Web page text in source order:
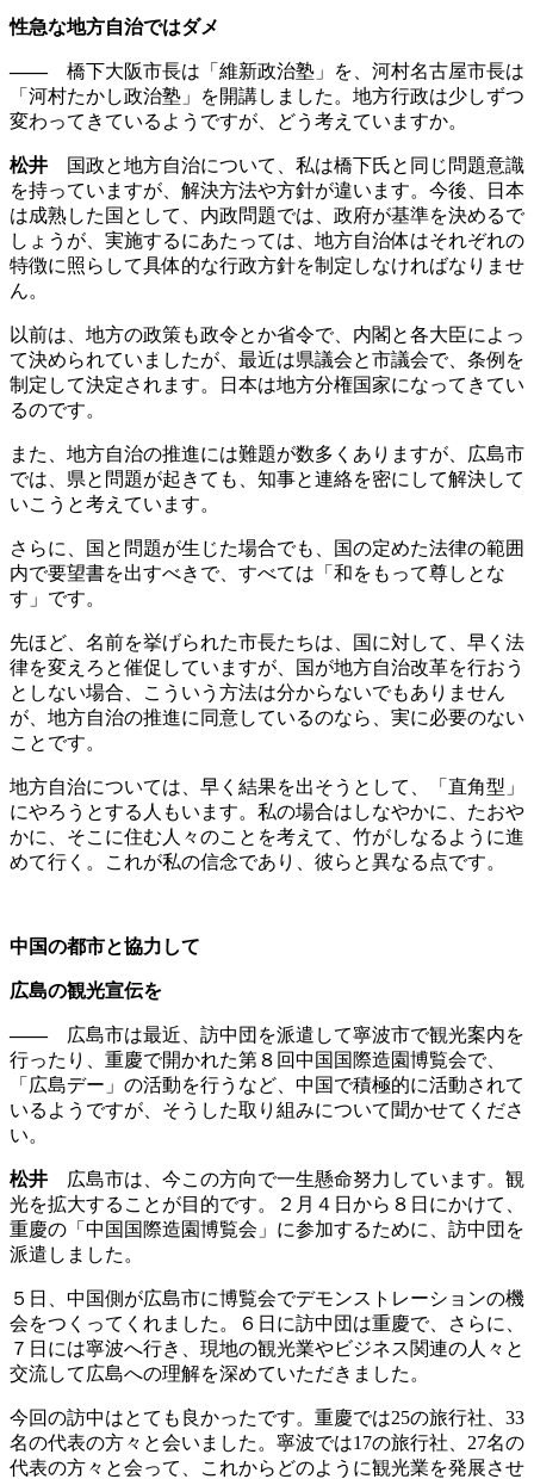
性急な地方自治ではダメ
――橋下大阪市長は「維新政治塾」を、河村名古屋市長は
「河村たかし政治塾」を開講しました。地方行政は少しずつ
変わってきているようですが、どう考えていますか。
松井 国政と地方自治について、私は橋下氏と同じ問題意識
を持っていますが、解決方法や方針が違います。今後、日本
は成熟した国として、内政問題では、政府が基準を決めるで
しょうが、実施するにあたっては、地方自治体はそれぞれの
特徴に照らして具体的な行政方針を制定しなければなりませ
ん。
以前は、地方の政策も政令とか省令で、内閣と各大臣によっ
て決められていましたが、最近は県議会と市議会で、条例を
制定して決定されます。日本は地方分権国家になってきてい
るのです。
また、地方自治の推進には難題が数多くありますが、広島市
では、県と問題が起きても、知事と連絡を密にして解決して
いこうと考えています。
さらに、国と問題が生じた場合でも、国の定めた法律の範囲
内で要望書を出すべきで、すべては「和をもって尊しとな
す」です。
先ほど、名前を挙げられた市長たちは、国に対して、早く法
律を変えろと催促していますが、国が地方自治改革を行おう
としない場合、こういう方法は分からないでもありません
が、地方自治の推進に同意しているのなら、実に必要のない
ことです。
地方自治については、早く結果を出そうとして、「直角型」
にやろうとする人もいます。私の場合はしなやかに、たおや
かに、そこに住む人々のことを考えて、竹がしなるように進
めて行く。これが私の信念であり、彼らと異なる点です。
中国の都市と協力して
広島の観光宣伝を
――広島市は最近、訪中団を派遣して寧波市で観光案内を
行ったり、重慶で開かれた第８回中国国際造園博覧会で、
「広島デー」の活動を行うなど、中国で積極的に活動されて
いるようですが、そうした取り組みについて聞かせてくださ
い。
松井 広島市は、今この方向で一生懸命努力しています。観
光を拡大することが目的です。２月４日から８日にかけて、
重慶の「中国国際造園博覧会」に参加するために、訪中団を
派遣しました。
５日、中国側が広島市に博覧会でデモンストレーションの機
会をつくってくれました。６日に訪中団は重慶で、さらに、
７日には寧波へ行き、現地の観光業やビジネス関連の人々と
交流して広島への理解を深めていただきました。
今回の訪中はとても良かったです。重慶では25の旅行社、33
名の代表の方々と会いました。寧波では17の旅行社、27名の
代表の方々と会って、これからどのように観光業を発展させ